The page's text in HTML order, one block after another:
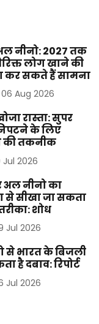
नीनो: 2027 तक
लोग खाने की
कर सकते हैं सामना
06 Aug 2026
रास्ता: सुपर
के लिए
तकनीक
Jul 2026
अल नीनो का
से सीखा जा सकता
शोध
Jul 2026
से भारत के बिजली
है दबाव: रिपोर्ट
Jul 2026